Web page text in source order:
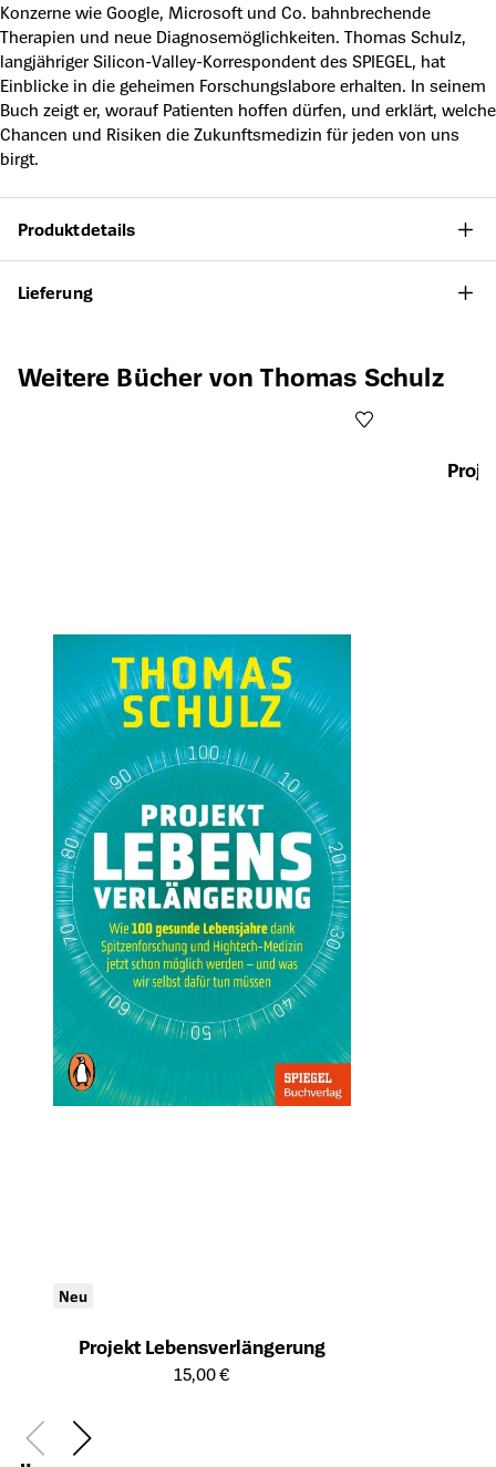
Konzerne wie Google, Microsoft und Co. bahnbrechende
Therapien und neue Diagnosemöglichkeiten. Thomas Schulz,
langjähriger Silicon-Valley-Korrespondent des SPIEGEL, hat
Einblicke in die geheimen Forschungslabore erhalten. In seinem
Buch zeigt er, worauf Patienten hoffen dürfen, und erklärt, welche
Chancen und Risiken die Zukunftsmedizin für jeden von uns
birgt.
Produktdetails
Lieferung
Produktgalerie überspringen
Weitere Bücher von Thomas Schulz
Neu
Projekt Lebensverlängerung
Öffnet die Detailseite des Produkts
15,00 €